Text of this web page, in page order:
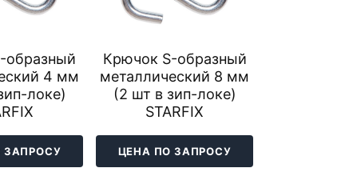
образный
4 мм
локе)
ЗАПРОСУ
Крючок S-образный
металлический 8 мм
(2 шт в зип-локе)
STARFIX
ЦЕНА ПО ЗАПРОСУ